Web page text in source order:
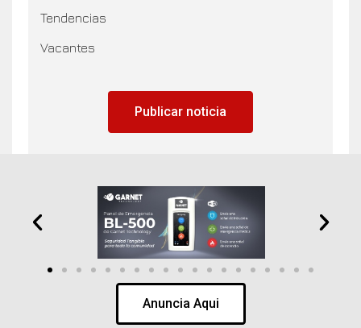
Tendencias
Vacantes
Publicar noticia
Anuncia Aqui